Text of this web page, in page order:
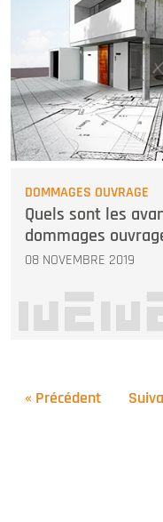
DOMMAGES OUVRAGE
Quels sont les
dommages
08 NOVEMBRE 2019
« Précédent